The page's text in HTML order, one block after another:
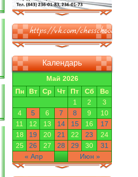
https://vk.com/chesschool
Календарь
Май 2026
Пн
Вт Ср Чт Пт Сб Вс
« Апр Июн »
1 2
3
4
5 6 7 8 9
10
11
12 13 14 15 16
17
18
19 20 21 22 23
24
25
26 27 28 29 30 31